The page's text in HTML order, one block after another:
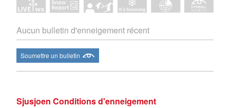
Aucun bulletin d'enneigement récent
Soumettre un bulletin
Sjusjoen Conditions d'enneigement